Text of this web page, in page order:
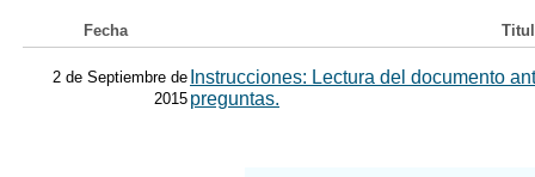
Fecha
2 de Septiembre de
2015
Instrucciones: Lectura del documento
preguntas.